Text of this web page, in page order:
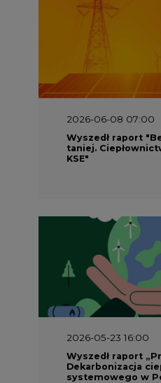
2026-06-08 07:00
Wyszedł raport
taniej.
KSE"
2026-05-23 16:00
Wyszedł raport
Dekarbonizacja
systemowego w